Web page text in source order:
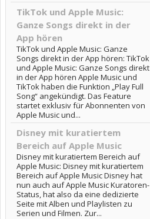
TikTok und Apple Music:
Ganze Songs direkt in der
App hören
TikTok und Apple Music: Ganze
Songs direkt in der App hören: TikTok
und Apple Music: Ganze Songs direkt
in der App hören Apple Music und
TikTok haben die Funktion „Play Full
Song“ angekündigt. Das Feature
startet exklusiv für Abonnenten von
Apple Music und...
Disney mit kuratiertem
Bereich auf Apple Music
Disney mit kuratiertem Bereich auf
Apple Music: Disney mit kuratiertem
Bereich auf Apple Music Disney hat
nun auch auf Apple Music Kuratoren-
Status, hat also da eine dedizierte
Seite mit Alben und Playlisten zu
Serien und Filmen. Zur...